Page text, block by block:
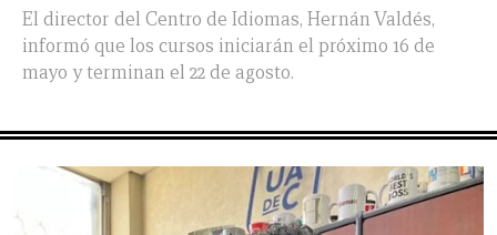
El director del Centro de Idiomas, Hernán Valdés,
informó que los cursos iniciarán el próximo 16 de
mayo y terminan el 22 de agosto.